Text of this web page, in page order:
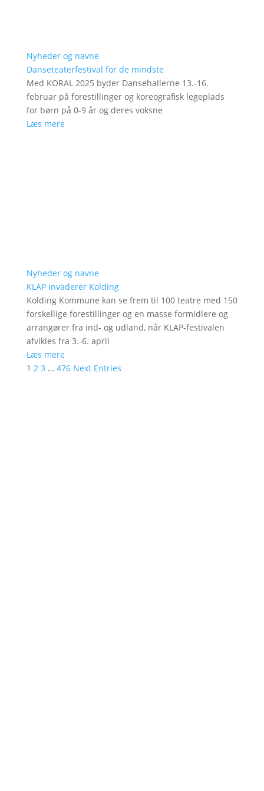
Nyheder og navne
Danseteaterfestival for de mindste
Med KORAL 2025 byder Dansehallerne 13.-16.
februar på forestillinger og koreografisk legeplads
for børn på 0-9 år og deres voksne
Læs mere
Nyheder og navne
KLAP invaderer Kolding
Kolding Kommune kan se frem til 100 teatre med 150
forskellige forestillinger og en masse formidlere og
arrangører fra ind- og udland, når KLAP-festivalen
afvikles fra 3.-6. april
Læs mere
1 2 3 … 476 Next Entries